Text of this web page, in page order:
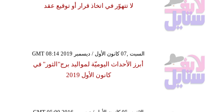
لا تتهوّر في اتخاذ قرار أو توقيع عقد
GMT 08:14 2019 السبت ,07 كانون الأول / ديسمبر
أبرز الأحداث اليوميّة لمواليد برج"الثور" في
كانون الأول 2019